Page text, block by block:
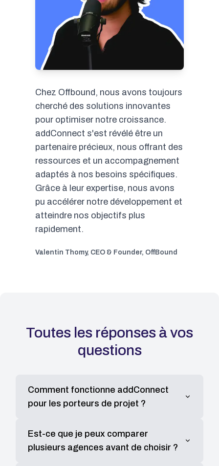
Chez Offbound, nous avons toujours
cherché des solutions innovantes
pour optimiser notre croissance.
addConnect s'est révélé être un
partenaire précieux, nous offrant des
ressources et un accompagnement
adaptés à nos besoins spécifiques.
Grâce à leur expertise, nous avons
pu accélérer notre développement et
atteindre nos objectifs plus
rapidement.
Valentin Thomy, CEO & Founder, OffBound
Toutes les réponses à vos
questions
Comment fonctionne addConnect
pour les porteurs de projet ?
détaillé décrivant votre projet. Notre algorithme
intelligent vous connecte ensuite avec des
Est-ce que je peux comparer
plusieurs agences avant de choisir ?